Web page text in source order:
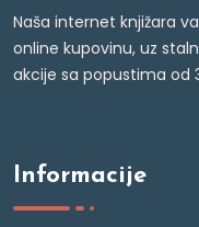
Naša internet knjižara
online kupovinu, uz
akcije sa popustima od
Informacije